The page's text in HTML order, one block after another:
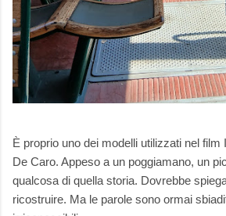
È proprio uno dei modelli utilizzati nel film
De Caro. Appeso a un poggiamano, un
qualcosa di quella storia. Dovrebbe
ricostruire. Ma le parole sono ormai